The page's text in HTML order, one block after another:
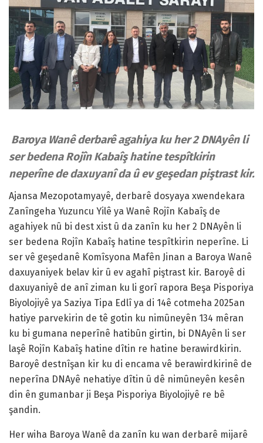
Baroya Wanê derbarê agahiya ku her 2 DNAyên li
ser bedena Rojîn Kabaîş hatine tespîtkirin
neperîne de daxuyanî da û ev geşedan piştrast kir.
Ajansa Mezopotamyayê, derbarê dosyaya xwendekara
Zanîngeha Yuzuncu Yilê ya Wanê Rojîn Kabaîş de
agahiyek nû bi dest xist û da zanîn ku her 2 DNAyên li
ser bedena Rojîn Kabaîş hatine tespîtkirin neperîne. Li
ser vê geşedanê Komîsyona Mafên Jinan a Baroya Wanê
daxuyaniyek belav kir û ev agahî piştrast kir. Baroyê di
daxuyaniyê de anî ziman ku li gorî rapora Beşa Pisporiya
Biyolojiyê ya Saziya Tipa Edlî ya di 14ê cotmeha 2025an
hatiye parvekirin de tê gotin ku nimûneyên 134 mêran
ku bi gumana neperînê hatibûn girtin, bi DNAyên li ser
laşê Rojîn Kabaîş hatine dîtin re hatine berawirdkirin.
Baroyê destnîşan kir ku di encama vê berawirdkirinê de
neperîna DNAyê nehatiye dîtin û dê nimûneyên kesên
din ên gumanbar ji Beşa Pisporiya Biyolojiyê re bê
şandin.
Her wiha Baroya Wanê da zanîn ku wan derbarê mijarê